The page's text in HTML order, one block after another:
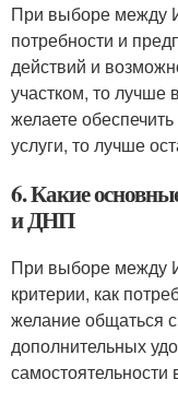
При выборе между
потребности и
действий и
участком, то
желаете
услуги, то лучше
6. Какие
и ДНП
При выборе между
критерии, как
желание общаться
дополнительных
самостоятельности